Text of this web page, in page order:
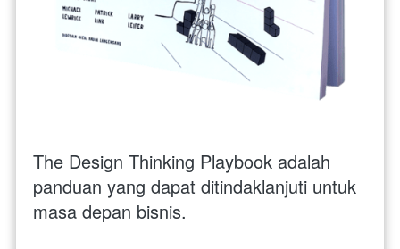
The Design Thinking Playbook adalah
panduan yang dapat ditindaklanjuti untuk
masa depan bisnis.